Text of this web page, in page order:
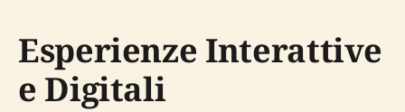
Esperienze Interattive
e Digitali